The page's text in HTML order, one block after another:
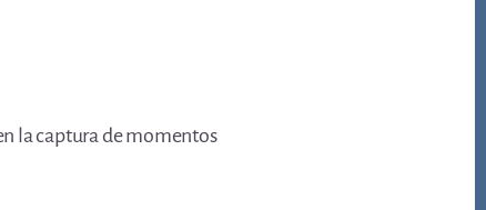
la captura de momentos